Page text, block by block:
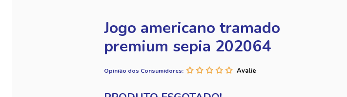
Jogo americano tramado
premium sepia 202064
Opinião dos Consumidores: